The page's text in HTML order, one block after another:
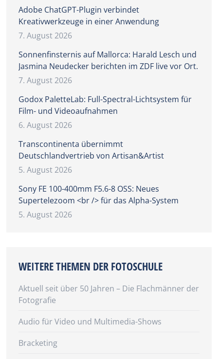
Adobe ChatGPT-Plugin verbindet
Kreativwerkzeuge in einer Anwendung
7. August 2026
Sonnenfinsternis auf Mallorca: Harald Lesch und
Jasmina Neudecker berichten im ZDF live vor Ort.
7. August 2026
Godox PaletteLab: Full-Spectral-Lichtsystem für
Film- und Videoaufnahmen
6. August 2026
Transcontinenta übernimmt
Deutschlandvertrieb von Artisan&Artist
5. August 2026
Sony FE 100-400mm F5.6-8 OSS: Neues
Supertelezoom <br /> für das Alpha-System
5. August 2026
WEITERE THEMEN DER FOTOSCHULE
Aktuell seit über 50 Jahren – Die Flachmänner der
Fotografie
Audio für Video und Multimedia-Shows
Bracketing